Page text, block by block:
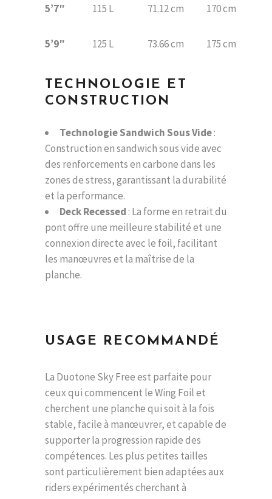
5’7″ 115 L 71.12 cm 170 cm
5’9″ 125 L 73.66 cm 175 cm
TECHNOLOGIE ET
CONSTRUCTION
Technologie Sandwich Sous Vide:
Construction en sandwich sous vide avec
des renforcements en carbone dans les
zones de stress, garantissant la durabilité
et la performance.
Deck Recessed: La forme en retrait du
pont offre une meilleure stabilité et une
connexion directe avec le foil, facilitant
les manœuvres et la maîtrise de la
planche.
USAGE RECOMMANDÉ
La Duotone Sky Free est parfaite pour
ceux qui commencent le Wing Foil et
cherchent une planche qui soit à la fois
stable, facile à manœuvrer, et capable de
supporter la progression rapide des
compétences. Les plus petites tailles
sont particulièrement bien adaptées aux
riders expérimentés cherchant à